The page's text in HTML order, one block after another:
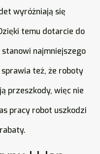
wyróżniają się
temu dotarcie do
najmniejszego
też, że roboty
przeszkody, więc nie
pracy robot uszkodzi